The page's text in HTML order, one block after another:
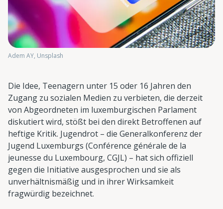
Adem AY, Unsplash
Die Idee, Teenagern unter 15 oder 16 Jahren den
Zugang zu sozialen Medien zu verbieten, die derzeit
von Abgeordneten im luxemburgischen Parlament
diskutiert wird, stößt bei den direkt Betroffenen auf
heftige Kritik. Jugendrot – die Generalkonferenz der
Jugend Luxemburgs (Conférence générale de la
jeunesse du Luxembourg, CGJL) – hat sich offiziell
gegen die Initiative ausgesprochen und sie als
unverhältnismäßig und in ihrer Wirksamkeit
fragwürdig bezeichnet.